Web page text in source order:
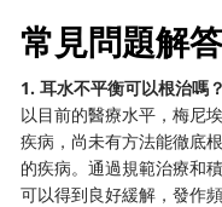
常見問題解
1. 耳水不平衡可以根治嗎？
以目前的醫療水平，梅尼
疾病，尚未有方法能徹底
的疾病。通過規範治療和
可以得到良好緩解，發作